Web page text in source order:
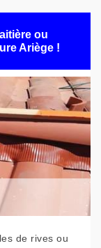
ou
Ariège !
de rives ou